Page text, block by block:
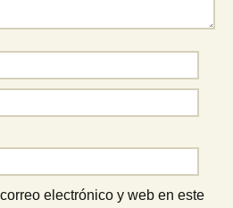
electrónico y web en este